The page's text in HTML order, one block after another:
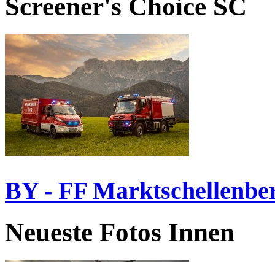
Screener's Choice SC
BY - FF
Neueste Fotos Innen